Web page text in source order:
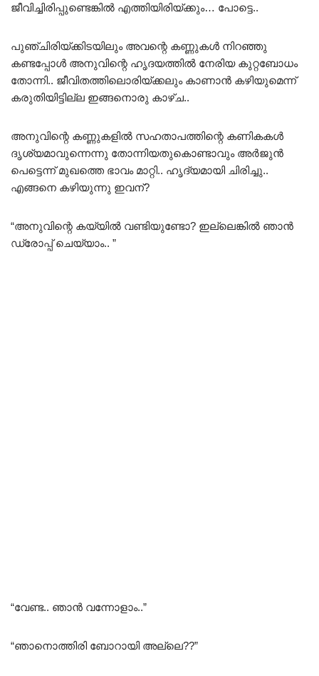
ജീവിച്ചിരിപ്പുണ്ടെങ്കിൽ എത്തിയിരിയ്ക്കും… പോട്ടെ..
പുഞ്ചിരിയ്ക്കിടയിലും അവന്റെ കണ്ണുകൾ നിറഞ്ഞു
കണ്ടപ്പോൾ അനുവിന്റെ ഹൃദയത്തിൽ നേരിയ കുറ്റബോധം
തോന്നി.. ജീവിതത്തിലൊരിയ്ക്കലും കാണാൻ കഴിയുമെന്ന്
കരുതിയിട്ടില്ല ഇങ്ങനൊരു കാഴ്ച..
അനുവിന്റെ കണ്ണുകളിൽ സഹതാപത്തിന്റെ കണികകൾ
ദൃശ്യമാവുന്നെന്നു തോന്നിയതുകൊണ്ടാവും അർജുൻ
പെട്ടെന്ന് മുഖത്തെ ഭാവം മാറ്റി.. ഹൃദ്യമായി ചിരിച്ചു..
എങ്ങനെ കഴിയുന്നു ഇവന്?
“അനുവിന്റെ കയ്യിൽ വണ്ടിയുണ്ടോ? ഇല്ലെങ്കിൽ ഞാൻ
ഡ്രോപ്പ് ചെയ്യാം.. ”
“വേണ്ട.. ഞാൻ വന്നോളാം..”
“ഞാനൊത്തിരി ബോറായി അല്ലെ??”